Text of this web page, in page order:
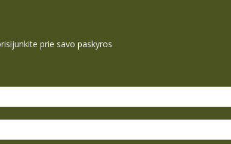
prie savo paskyros